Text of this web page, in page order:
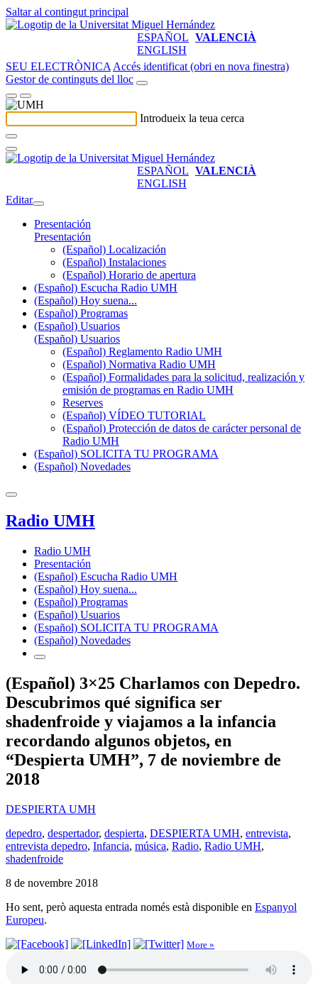
Saltar al contingut principal
ESPAÑOL VALENCIÀ
ENGLISH
SEU ELECTRÒNICA Accés identificat (obri en nova finestra)
Gestor de continguts del lloc
Introdueix la teua cerca
ESPAÑOL VALENCIÀ
ENGLISH
Editar
Presentación
Presentación
(Español) Localización
(Español) Instalaciones
(Español) Horario de apertura
(Español) Escucha Radio UMH
(Español) Hoy suena...
(Español) Programas
(Español) Usuarios
(Español) Usuarios
(Español) Reglamento Radio UMH
(Español) Normativa Radio UMH
(Español) Formalidades para la solicitud, realización y
emisión de programas en Radio UMH
Reserves
(Español) VÍDEO TUTORIAL
(Español) Protección de datos de carácter personal de
Radio UMH
(Español) SOLICITA TU PROGRAMA
(Español) Novedades
Radio UMH
Radio UMH
Presentación
(Español) Escucha Radio UMH
(Español) Hoy suena...
(Español) Programas
(Español) Usuarios
(Español) SOLICITA TU PROGRAMA
(Español) Novedades
(Español) 3×25 Charlamos con Depedro.
Descubrimos qué significa ser
shadenfroide y viajamos a la infancia
recordando algunos objetos, en
“Despierta UMH”, 7 de noviembre de
2018
DESPIERTA UMH
depedro, despertador, despierta, DESPIERTA UMH, entrevista,
entrevista depedro, Infancia, música, Radio, Radio UMH,
shadenfroide
8 de novembre 2018
Ho sent, però aquesta entrada només està disponible en Espanyol
Europeu.
More »